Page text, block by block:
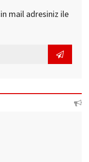
mail adresiniz ile